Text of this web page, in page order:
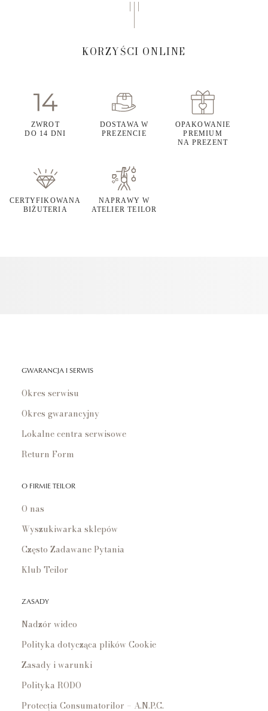
KORZYŚCI ONLINE
ZWROT
DO 14 DNI
DOSTAWA W
PREZENCIE
OPAKOWANIE
PREMIUM
NA PREZENT
CERTYFIKOWANA
BIŻUTERIA
NAPRAWY W
ATELIER TEILOR
GWARANCJA I SERWIS
Okres serwisu
Okres gwarancyjny
Lokalne centra serwisowe
Return Form
O FIRMIE TEILOR
O nas
Wyszukiwarka sklepów
Często Zadawane Pytania
Klub Teilor
ZASADY
Nadzór wideo
Polityka dotycząca plików Cookie
Zasady i warunki
Polityka RODO
Protecția Consumatorilor – A.N.P.C.